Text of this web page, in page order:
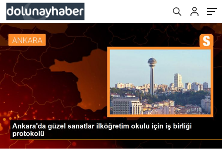
sanatlar okulları kurulacak